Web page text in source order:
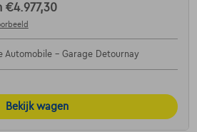
€4.977,30
Automobile - Garage Detournay
Bekijk wagen